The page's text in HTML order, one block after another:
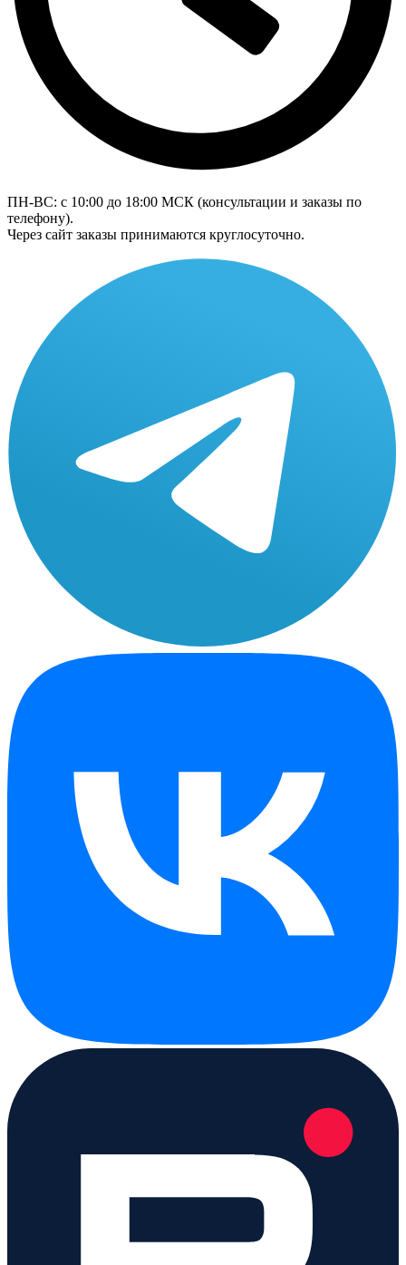
ПН-ВС: с 10:00 до 18:00 МСК (консультации и заказы по
телефону).
Через сайт заказы принимаются круглосуточно.